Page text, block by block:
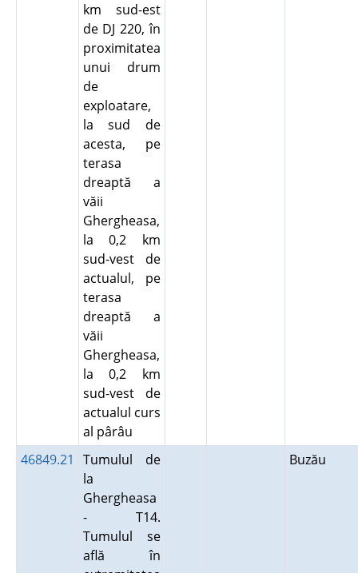
km sud-est
de DJ 220, în
proximitatea
unui drum
de
exploatare,
la sud de
acesta, pe
terasa
dreaptă a
văii
Ghergheasa,
la 0,2 km
sud-vest de
actualul, pe
terasa
dreaptă a
văii
Ghergheasa,
la 0,2 km
sud-vest de
actualul curs
al pârâu
46849.21
Tumulul de
la
Ghergheasa
- T14.
Tumulul se
află în
Buzău